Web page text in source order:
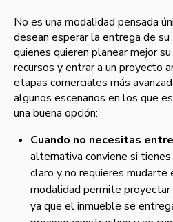
No es una modalidad pensada
desean esperar la entrega de
quienes quieren planear mejor
recursos y entrar a un proyecto
etapas comerciales más
algunos escenarios en los que
una buena opción:
Cuando no necesitas
alternativa conviene si
claro y no requieres
modalidad permite proyectar
ya que el inmueble se